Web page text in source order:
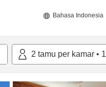
Bahasa Indonesia
2 tamu per kamar • 1